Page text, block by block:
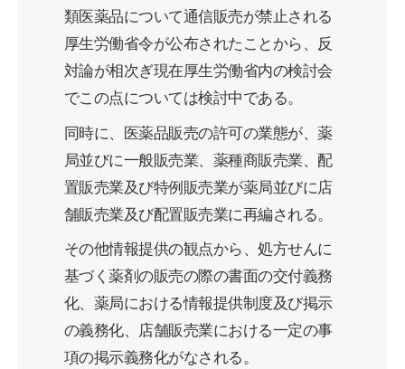
類医薬品について通信販売が禁止される
厚生労働省令が公布されたことから、反
対論が相次ぎ現在厚生労働省内の検討会
でこの点については検討中である。
同時に、医薬品販売の許可の業態が、薬
局並びに一般販売業、薬種商販売業、配
置販売業及び特例販売業が薬局並びに店
舗販売業及び配置販売業に再編される。
その他情報提供の観点から、処方せんに
基づく薬剤の販売の際の書面の交付義務
化、薬局における情報提供制度及び掲示
の義務化、店舗販売業における一定の事
項の掲示義務化がなされる。